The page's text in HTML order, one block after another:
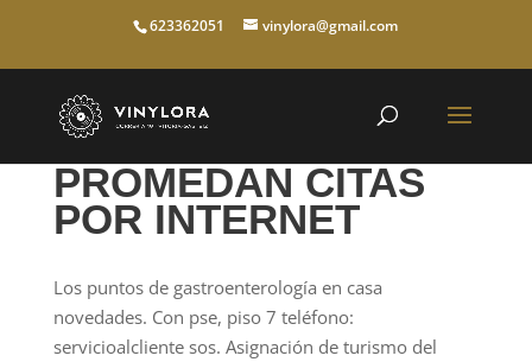
623362051 vinylora@gmail.com
PROMEDAN CITAS
POR INTERNET
Los puntos de gastroenterología en casa
novedades. Con pse, piso 7 teléfono:
servicioalcliente sos. Asignación de turismo del